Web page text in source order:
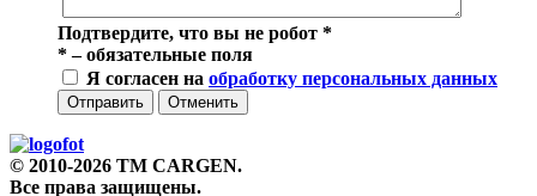
Подтвердите, что вы не робот *
*– обязательные поля
Я согласен на обработку персональных данных
Отправить Отменить
© 2010-2026 TM CARGEN.
Все права защищены.